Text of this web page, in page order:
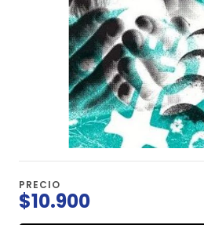
PRECIO
$10.900